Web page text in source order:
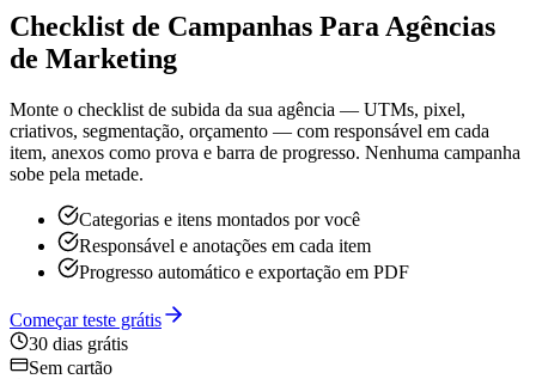
Checklist de Campanhas Para Agências
de Marketing
Monte o checklist de subida da sua agência — UTMs, pixel,
criativos, segmentação, orçamento — com responsável em cada
item, anexos como prova e barra de progresso. Nenhuma campanha
sobe pela metade.
Categorias e itens montados por você
Responsável e anotações em cada item
Progresso automático e exportação em PDF
Começar teste grátis
30 dias grátis
Sem cartão